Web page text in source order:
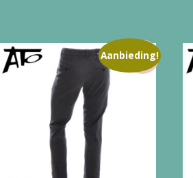
Aanbieding!